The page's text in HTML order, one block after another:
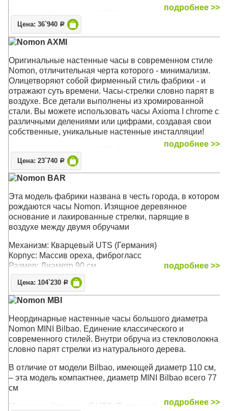
Механизм: Кварцевый UTS (Германия)
Корпус: Хромированная сталь
Размер: Диаметр 60 см по минутной стрелке
подробнее >>
Цена: 36`940 Р
Nomon AXMI
Оригинальные настенные часы в современном стиле
Nomon, отличительная черта которого - минимализм.
Олицетворяют собой фирменный стиль фабрики - и
отражают суть времени. Часы-стрелки словно парят в
воздухе. Все детали выполнены из хромированной
стали. Вы можете использовать часы Axioma I chrome с
различными делениями или цифрами, создавая свои
собственные, уникальные настенные инсталляции!
Механизм: Кварцевый UTS (Германия)
Корпус: Хромированная сталь
Размер: Диаметр 37 см по минутной стрелке
подробнее >>
Цена: 23`740 Р
Nomon BAR
Эта модель фабрики названа в честь города, в котором
рождаются часы Nomon. Изящное деревянное
основание и лакированные стрелки, парящие в
воздухе между двумя обручами
Механизм: Кварцевый UTS (Германия)
Корпус: Массив ореха, фиброгласс
Размер: Диаметр 90 см
подробнее >>
Цена: 104`230 Р
Nomon MBI
Неординарные настенные часы большого диаметра
Nomon MINI Bilbao. Единение классического и
современного стилей. Внутри обруча из стекловолокна
словно парят стрелки из натурального дерева.
В отличие от модели Bilbao, имеющей диаметр 110 см,
– эта модель компактнее, диаметр MINI Bilbao всего 77
см
Механизм: Кварцевый UTS (Германия)
подробнее >>